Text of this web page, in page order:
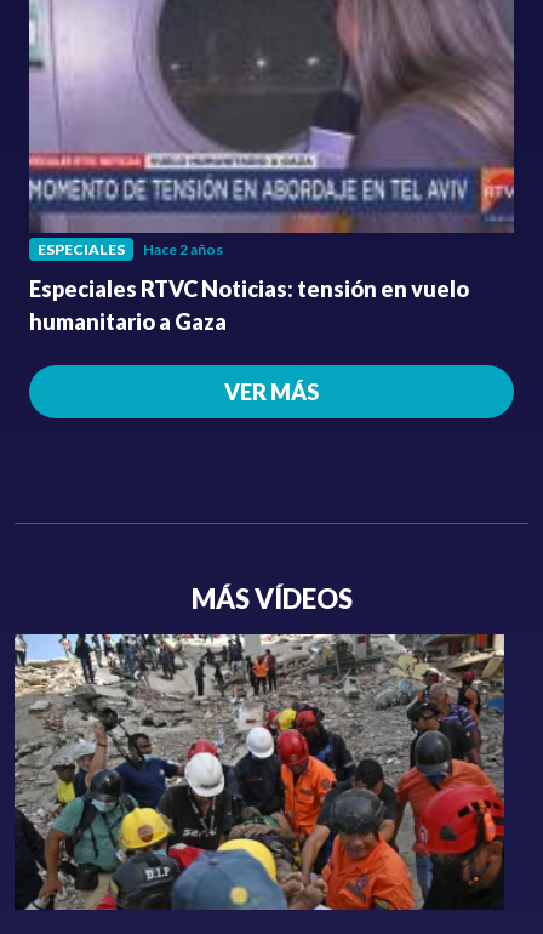
ESPECIALES Hace 2 años
Especiales RTVC Noticias: tensión en vuelo
humanitario a Gaza
VER MÁS
MÁS VÍDEOS